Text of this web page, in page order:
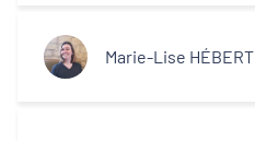
Marie-Lise HÉBERT